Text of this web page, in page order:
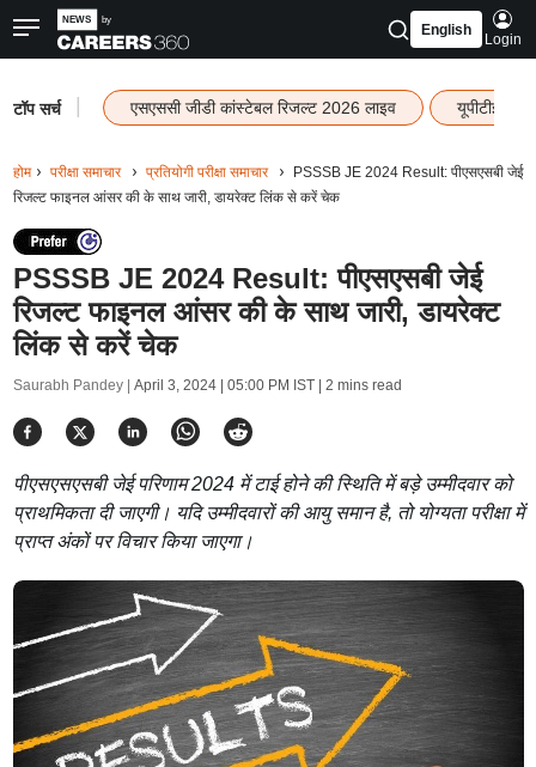
English
Login
टॉप सर्च एसएससी जीडी कांस्टेबल रिजल्ट 2026 लाइव यूपीटीईटी
होम परीक्षा समाचार प्रतियोगी परीक्षा समाचार
PSSSB JE 2024 Result: पीएसएसबी जेई
रिजल्ट फाइनल आंसर की के साथ जारी, डायरेक्ट लिंक से करें चेक
PSSSB JE 2024 Result: पीएसएसबी जेई
रिजल्ट फाइनल आंसर की के साथ जारी, डायरेक्ट
लिंक से करें चेक
Saurabh Pandey | April 3, 2024 | 05:00 PM IST| 2 mins read
पीएसएसएसबी जेई परिणाम 2024 में टाई होने की स्थिति में बड़े उम्मीदवार को
प्राथमिकता दी जाएगी। यदि उम्मीदवारों की आयु समान है, तो योग्यता परीक्षा में
प्राप्त अंकों पर विचार किया जाएगा।